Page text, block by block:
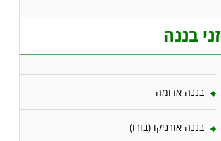
זני בננה
בננה אדומה
בננה אורניקו (בורו)